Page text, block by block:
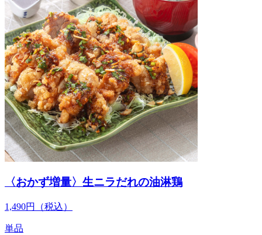
〈おかず増量〉生ニラだれの油淋鶏
1,490円 （税込）
単品